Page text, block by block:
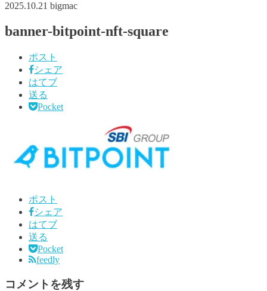
2025.10.21 bigmac
banner-bitpoint-nft-square
ポスト
シェア
はてブ
送る
Pocket
ポスト
シェア
はてブ
送る
Pocket
feedly
コメントを残す